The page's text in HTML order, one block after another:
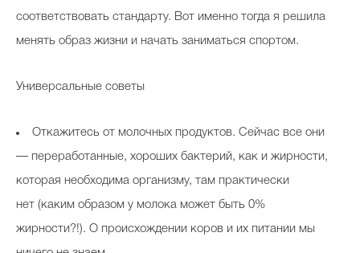
соответствовать стандарту. Вот именно тогда я решила
менять образ жизни и начать заниматься спортом.
Универсальные советы
Откажитесь от молочных продуктов. Сейчас все они
— переработанные, хороших бактерий, как и жирности,
которая необходима организму, там практически
нет (каким образом у молока может быть 0%
жирности?!). О происхождении коров и их питании мы